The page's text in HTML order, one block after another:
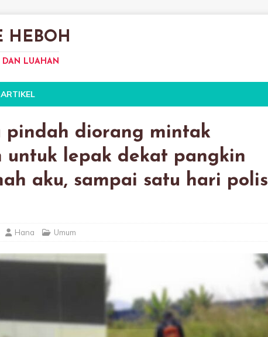
HEBOH
DAN LUAHAN
pindah diorang mintak
untuk lepak dekat pangkin
aku, sampai satu hari polis
Hana Umum